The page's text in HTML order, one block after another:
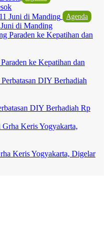
Agenda
di Manding
ke Kepatihan dan
DIY Berhadiah Rp
Keris Yogyakarta, Digelar